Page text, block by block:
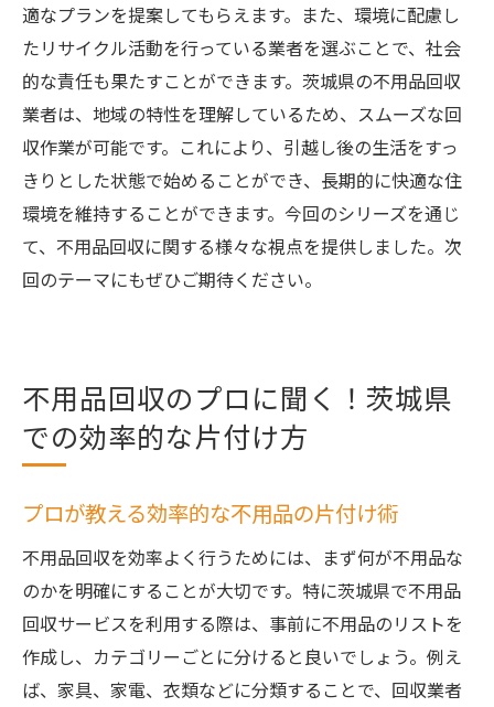
適なプランを提案してもらえます。また、環境に配慮し
たリサイクル活動を行っている業者を選ぶことで、社会
的な責任も果たすことができます。茨城県の不用品回収
業者は、地域の特性を理解しているため、スムーズな回
収作業が可能です。これにより、引越し後の生活をすっ
きりとした状態で始めることができ、長期的に快適な住
環境を維持することができます。今回のシリーズを通じ
て、不用品回収に関する様々な視点を提供しました。次
回のテーマにもぜひご期待ください。
不用品回収のプロに聞く！茨城県
での効率的な片付け方
プロが教える効率的な不用品の片付け術
不用品回収を効率よく行うためには、まず何が不用品な
のかを明確にすることが大切です。特に茨城県で不用品
回収サービスを利用する際は、事前に不用品のリストを
作成し、カテゴリーごとに分けると良いでしょう。例え
ば、家具、家電、衣類などに分類することで、回収業者